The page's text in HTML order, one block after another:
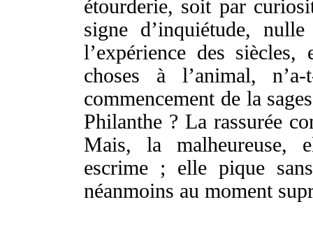
étourderie, soit par
signe d’inquiétude, nulle
l’expérience des siècles,
choses à l’animal, n’a-
commencementde la
Philanthe ? La rassurée
Mais, la malheureuse,
escrime ; elle pique
néanmoins au moment